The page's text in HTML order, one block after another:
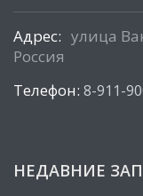
Адрес: улица
Россия
Телефон: 8-911-
НЕДАВНИЕ